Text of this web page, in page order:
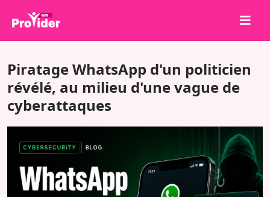
À propos de nous
Se connecter
S'inscrire
Services
API
Conditions
Piratage WhatsApp d'un politicien
révélé, au milieu d'une vague de
cyberattaques